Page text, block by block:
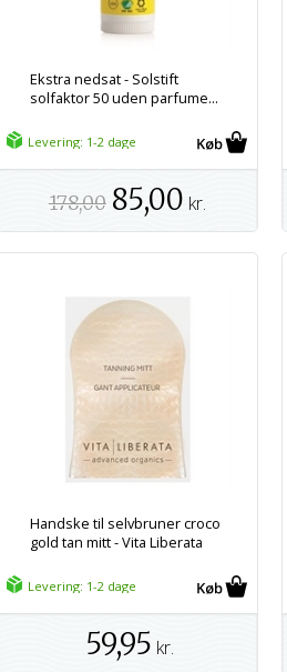
Ekstra nedsat - Solstift
solfaktor 50 uden parfume...
Levering: 1-2 dage
178,00 85,00 kr.
Handske til selvbruner croco
gold tan mitt - Vita Liberata
Levering: 1-2 dage
59,95 kr.